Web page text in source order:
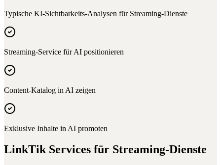
Typische KI-Sichtbarkeits-Analysen für Streaming-Dienste
Streaming-Service für AI positionieren
Content-Katalog in AI zeigen
Exklusive Inhalte in AI promoten
LinkTik Services für Streaming-Dienste